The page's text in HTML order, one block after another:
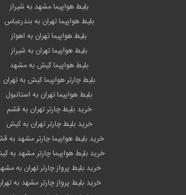
بلیط هواپیما مشهد به شیراز
بلیط هواپیما تهران به بندرعباس
بلیط هواپیما تهران به اهواز
بلیط هواپیما تهران به شیراز
بلیط هواپیما کیش به مشهد
بلیط چارتر هواپیما کیش به تهران
بلیط هواپیما تهران به استانبول
خرید بلیط چارتر تهران به قشم
خرید بلیط چارتر تهران به کیش
خرید بلیط هواپیما چارتر مشهد به
خرید بلیط هواپیما چارتر مشهد به
خرید بلیط پرواز چارتر تهران به
خرید بلیط پرواز چارتر مشهد به